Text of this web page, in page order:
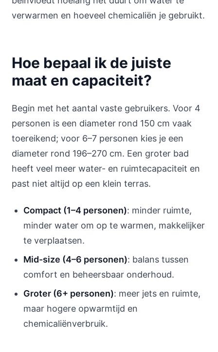
verwarmen en hoeveel chemicaliën je gebruikt.
Hoe bepaal ik de juiste
maat en capaciteit?
Begin met het aantal vaste gebruikers. Voor 4
personen is een diameter rond 150 cm vaak
toereikend; voor 6–7 personen kies je een
diameter rond 196–270 cm. Een groter bad
heeft veel meer water- en ruimtecapaciteit en
past niet altijd op een klein terras.
Compact (1–4 personen): minder ruimte,
minder water om op te warmen, makkelijker
te verplaatsen.
Mid-size (4–6 personen): balans tussen
comfort en beheersbaar onderhoud.
Groter (6+ personen): meer jets en ruimte,
maar hogere opwarmtijd en
chemicaliënverbruik.